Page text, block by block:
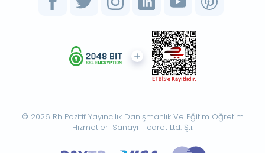
© 2026 Rh Pozitif Yayıncılık Danışmanlık Ve Eğitim Öğretim
Hizmetleri Sanayi Ticaret Ltd. Şti.